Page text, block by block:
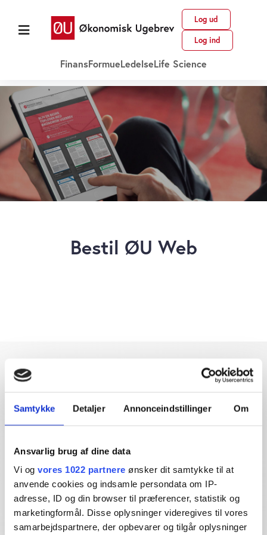
Samtykke Detaljer Annonceindstillinger Om
Ansvarlig brug af dine data
Vi og vores 1022 partnere ønsker dit samtykke til at
anvende cookies og indsamle persondata om IP-
adresse, ID og din browser til præferencer, statistik og
marketingformål. Disse oplysninger videregives til vores
samarbejdspartnere, der opbevarer og tilgår oplysninger
Log ud
Log ind
FinansFormueLedelseLife Science
Bestil ØU Web
Dybdegående og original
og dagsordensættende journalistik og analyser til læserne og
den brede offentlighed.
Vi tager ansvar for vores indhold og er tilmeldt: